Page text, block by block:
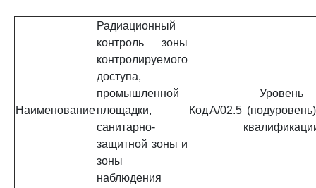
Наименование
Радиационный
контроль зоны
контролируемого
доступа,
промышленной
площадки,
санитарно-
защитной зоны и
зоны
наблюдения
КодA/02.5
Уровень
(подуровень)